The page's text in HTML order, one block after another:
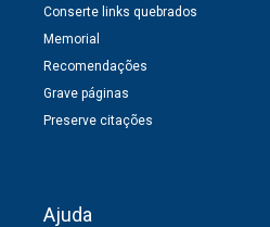
Conserte links quebrados
Memorial
Recomendações
Grave páginas
Preserve citações
Ajuda